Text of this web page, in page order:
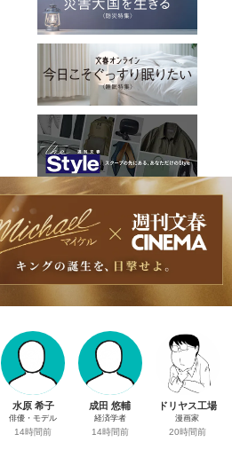
水原 希子
俳優・モデル
14時間前
成田 悠輔
経済学者
14時間前
ドリヤス工場
漫画家
20時間前